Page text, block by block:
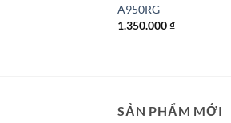
A950RG
1.350.000₫
SẢN PHẨM MỚI